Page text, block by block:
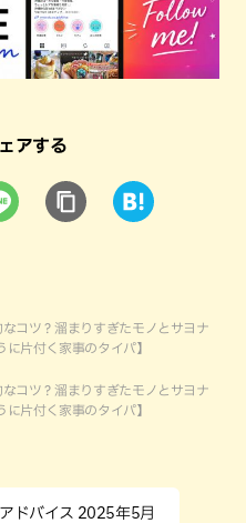
アする
コツ？溜まりすぎたモノとサヨナ
片付く家事のタイパ】
コツ？溜まりすぎたモノとサヨナ
片付く家事のタイパ】
ドバイス 2025年5月